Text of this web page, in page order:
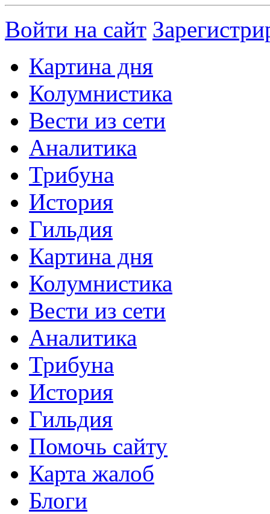
Войти на сайт
Картина дня
Колумнистика
Вести из сети
Аналитика
Трибуна
История
Гильдия
Картина дня
Колумнистика
Вести из сети
Аналитика
Трибуна
История
Гильдия
Помочь сайту
Карта жалоб
Блоги